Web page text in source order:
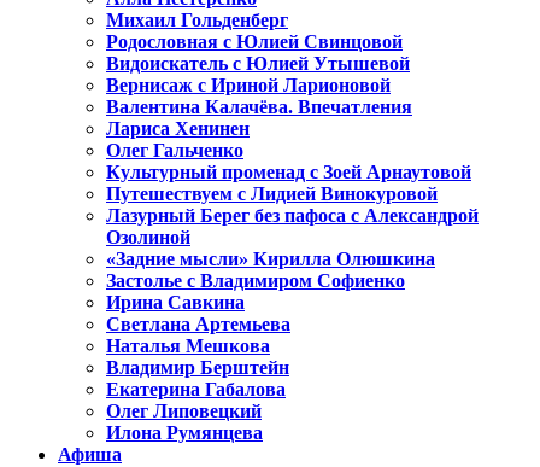
Михаил Гольденберг
Родословная с Юлией Свинцовой
Видоискатель с Юлией Утышевой
Вернисаж с Ириной Ларионовой
Валентина Калачёва. Впечатления
Лариса Хенинен
Олег Гальченко
Культурный променад с Зоей Арнаутовой
Путешествуем с Лидией Винокуровой
Лазурный Берег без пафоса с Александрой
Озолиной
«Задние мысли» Кирилла Олюшкина
Застолье с Владимиром Софиенко
Ирина Савкина
Светлана Артемьева
Наталья Мешкова
Владимир Берштейн
Екатерина Габалова
Олег Липовецкий
Илона Румянцева
Афиша